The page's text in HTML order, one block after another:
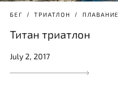
БЕГ ТРИАТЛОН ПЛАВАНИЕ
Титан триатлон
July 2, 2017